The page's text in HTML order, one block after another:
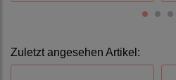
Zuletzt angesehen Artikel: